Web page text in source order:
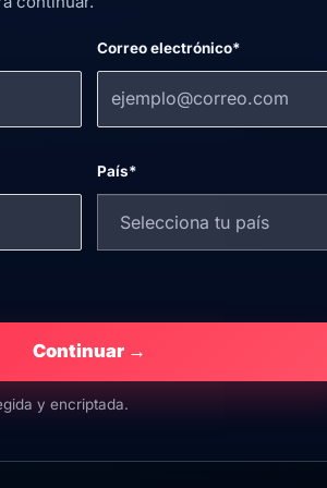
Correo electrónico*
País*
Continuar →
y encriptada.